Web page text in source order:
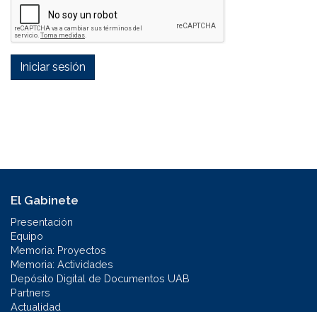
Iniciar sesión
El Gabinete
Presentación
Equipo
Memoria: Proyectos
Memoria: Actividades
Depósito Digital de Documentos UAB
Partners
Actualidad